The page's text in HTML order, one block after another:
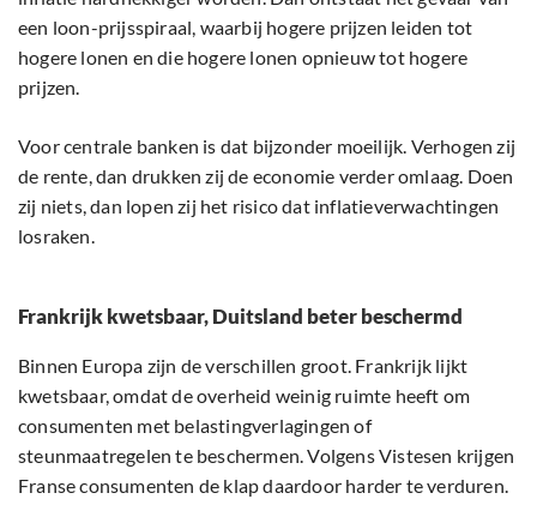
een loon-prijsspiraal, waarbij hogere prijzen leiden tot
hogere lonen en die hogere lonen opnieuw tot hogere
prijzen.
Voor centrale banken is dat bijzonder moeilijk. Verhogen zij
de rente, dan drukken zij de economie verder omlaag. Doen
zij niets, dan lopen zij het risico dat inflatieverwachtingen
losraken.
Frankrijk kwetsbaar, Duitsland beter beschermd
Binnen Europa zijn de verschillen groot. Frankrijk lijkt
kwetsbaar, omdat de overheid weinig ruimte heeft om
consumenten met belastingverlagingen of
steunmaatregelen te beschermen. Volgens Vistesen krijgen
Franse consumenten de klap daardoor harder te verduren.